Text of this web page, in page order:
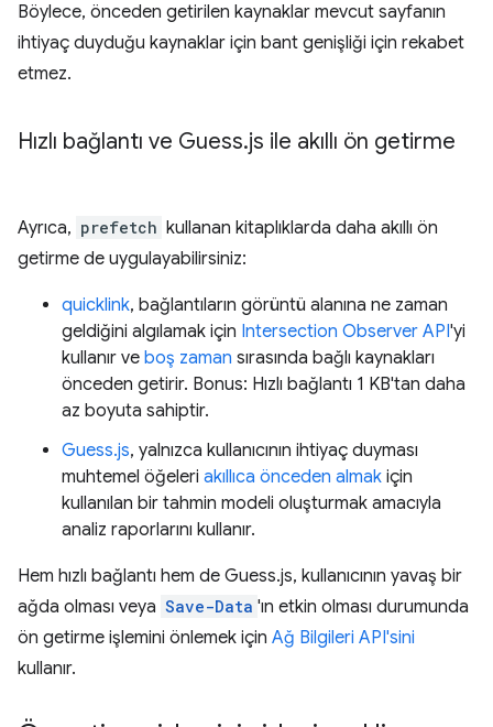
Böylece, önceden getirilen kaynaklar mevcut sayfanın
ihtiyaç duyduğu kaynaklar için bant genişliği için rekabet
etmez.
Hızlı bağlantı ve Guess.js ile akıllı ön getirme
Ayrıca, prefetch kullanan kitaplıklarda daha akıllı ön
getirme de uygulayabilirsiniz:
quicklink, bağlantıların görüntü alanına ne zaman
geldiğini algılamak için Intersection Observer API'yi
kullanır ve boş zaman sırasında bağlı kaynakları
önceden getirir. Bonus: Hızlı bağlantı 1 KB'tan daha
az boyuta sahiptir.
Guess.js, yalnızca kullanıcının ihtiyaç duyması
muhtemel öğeleri akıllıca önceden almak için
kullanılan bir tahmin modeli oluşturmak amacıyla
analiz raporlarını kullanır.
Hem hızlı bağlantı hem de Guess.js, kullanıcının yavaş bir
ağda olması veya Save-Data 'ın etkin olması durumunda
ön getirme işlemini önlemek için Ağ Bilgileri API'sini
kullanır.